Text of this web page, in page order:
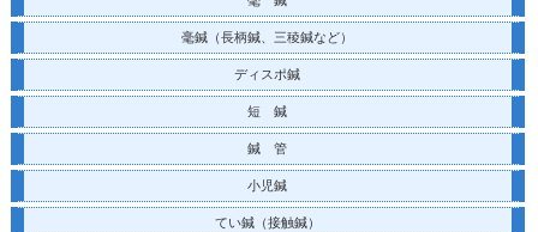
毫鍼（長柄鍼、三稜鍼など）
ディスポ鍼
短 鍼
鍼 管
小児鍼
てい鍼（接触鍼）